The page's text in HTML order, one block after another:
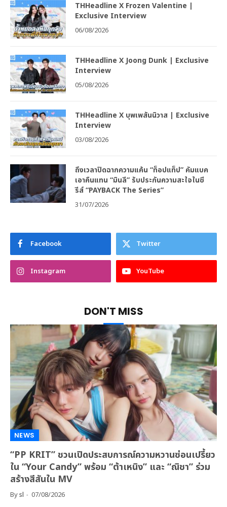
THHeadline X Frozen Valentine |
Exclusive Interview
06/08/2026
THHeadline X Joong Dunk | Exclusive
Interview
05/08/2026
THHeadline X บุพเพสันนิวาส | Exclusive
Interview
03/08/2026
ถึงเวลาปิดฉากความแค้น “ท็อปแท็ป” คัมแบค
เอาคืนแทน “มินลี” รับประกันความสะใจในซี
รีส์ “PAYBACK The Series”
31/07/2026
Facebook Twitter
Instagram YouTube
DON'T MISS
NEWS
“PP KRIT” ชวนเปิดประสบการณ์ความหวานซ่อนเปรี้ยว
ใน “Your Candy” พร้อม “ต้าเหนิง” และ “ณิชา” ร่วม
สร้างสีสันใน MV
Bysl 07/08/2026